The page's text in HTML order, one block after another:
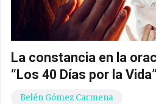
La constancia en la
“Los 40 Días por la Vida”
Belén Gómez Carmena